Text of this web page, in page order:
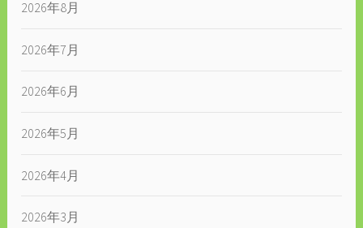
2026年8月
2026年7月
2026年6月
2026年5月
2026年4月
2026年3月